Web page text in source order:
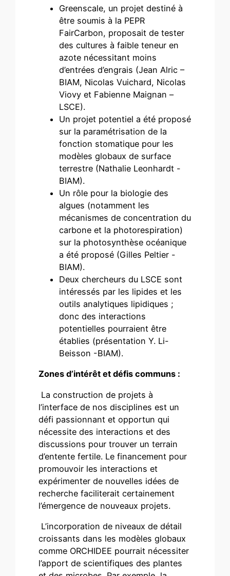
Greenscale, un projet destiné à
être soumis à la PEPR
FairCarbon, proposait de tester
des cultures à faible teneur en
azote nécessitant moins
d’entrées d’engrais (Jean Alric –
BIAM, Nicolas Vuichard, Nicolas
Viovy et Fabienne Maignan –
LSCE).
Un projet potentiel a été proposé
sur la paramétrisation de la
fonction stomatique pour les
modèles globaux de surface
terrestre (Nathalie Leonhardt -
BIAM).
Un rôle pour la biologie des
algues (notamment les
mécanismes de concentration du
carbone et la photorespiration)
sur la photosynthèse océanique
a été proposé (Gilles Peltier -
BIAM).
Deux chercheurs du LSCE sont
intéressés par les lipides et les
outils analytiques lipidiques ;
donc des interactions
potentielles pourraient être
établies (présentation Y. Li-
Beisson -BIAM).
Zones d’intérêt et défis communs :
La construction de projets à
l’interface de nos disciplines est un
défi passionnant et opportun qui
nécessite des interactions et des
discussions pour trouver un terrain
d’entente fertile. Le financement pour
promouvoir les interactions et
expérimenter de nouvelles idées de
recherche faciliterait certainement
l’émergence de nouveaux projets.
L’incorporation de niveaux de détail
croissants dans les modèles globaux
comme ORCHIDEE pourrait nécessiter
l’apport de scientifiques des plantes